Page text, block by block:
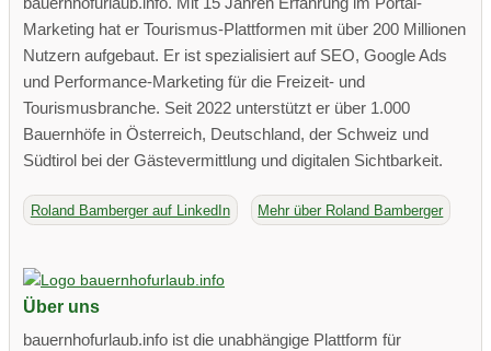
Marketing hat er Tourismus-Plattformen mit über 200 Millionen
Nutzern aufgebaut. Er ist spezialisiert auf SEO, Google Ads
und Performance-Marketing für die Freizeit- und
Tourismusbranche. Seit 2022 unterstützt er über 1.000
Bauernhöfe in Österreich, Deutschland, der Schweiz und
Südtirol bei der Gästevermittlung und digitalen Sichtbarkeit.
Roland Bamberger auf LinkedIn Mehr über Roland Bamberger
Über uns
bauernhofurlaub.info ist die unabhängige Plattform für